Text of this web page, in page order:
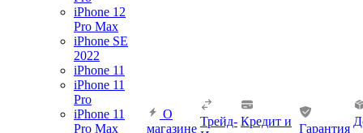
iPhone 12
Pro Max
iPhone SE
2022
iPhone 11
iPhone 11
Pro
iPhone 11
Pro Max
О
магазине
Трейд- Кредит и
Гарантия